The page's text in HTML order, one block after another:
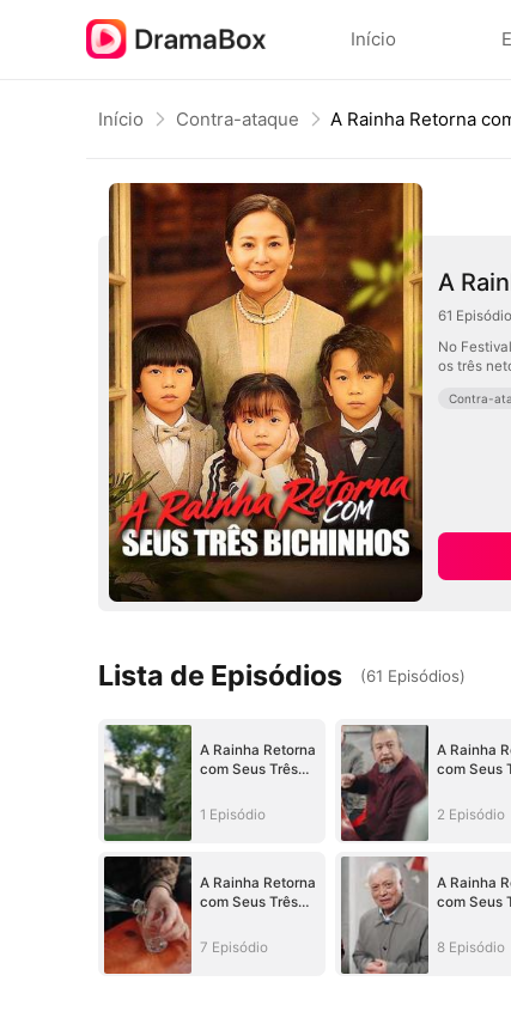
Início
Início Contra-ataque
A
61
No
os três
Contra-
Lista de Episódios (61 Episódios)
A Rainha Retorna
com Seus Três
1 Episódio
A Rainha
com Seus
2 Episódio
A Rainha Retorna
com Seus Três
7 Episódio
A Rainha
com Seus
8 Episódio